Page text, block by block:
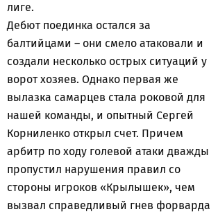
лиге.
Дебют поединка остался за
балтийцами – они смело атаковали и
создали несколько острых ситуаций у
ворот хозяев. Однако первая же
вылазка самарцев стала роковой для
нашей команды, и опытный Сергей
Корниленко открыл счет. Причем
арбитр по ходу голевой атаки дважды
пропустил нарушения правил со
стороны игроков «Крылышек», чем
вызвал справедливый гнев форварда